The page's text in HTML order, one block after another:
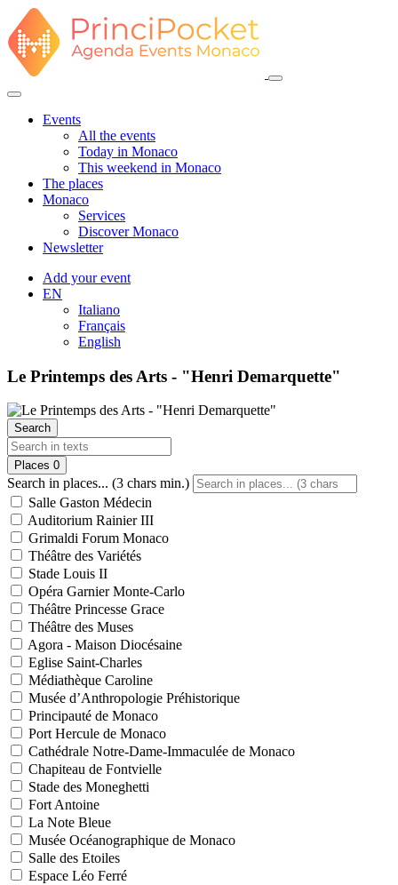
Events
All the events
Today in Monaco
This weekend in Monaco
The places
Monaco
Services
Discover Monaco
Newsletter
Add your event
EN
Italiano
Français
English
Le Printemps des Arts - "Henri Demarquette"
Search
Places 0
Search in places... (3 chars min.)
Salle Gaston Médecin
Auditorium Rainier III
Grimaldi Forum Monaco
Théâtre des Variétés
Stade Louis II
Opéra Garnier Monte-Carlo
Théâtre Princesse Grace
Théâtre des Muses
Agora - Maison Diocésaine
Eglise Saint-Charles
Médiathèque Caroline
Musée d’Anthropologie Préhistorique
Principauté de Monaco
Port Hercule de Monaco
Cathédrale Notre-Dame-Immaculée de Monaco
Chapiteau de Fontvielle
Stade des Moneghetti
Fort Antoine
La Note Bleue
Musée Océanographique de Monaco
Salle des Etoiles
Espace Léo Ferré